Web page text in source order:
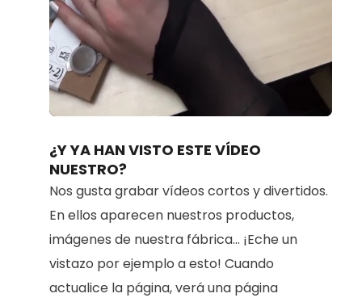
Loaded
100.00%
¿Y YA HAN VISTO ESTE VÍDEO
NUESTRO?
Nos gusta grabar vídeos cortos y divertidos.
En ellos aparecen nuestros productos,
imágenes de nuestra fábrica... ¡Eche un
vistazo por ejemplo a esto! Cuando
actualice la página, verá una página